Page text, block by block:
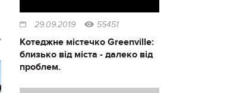
29.09.2019 55451
Котеджне містечко Greenville:
близько від міста - далеко від
проблем.